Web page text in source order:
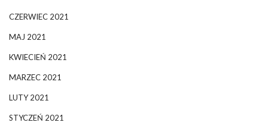
CZERWIEC 2021
MAJ 2021
KWIECIEŃ 2021
MARZEC 2021
LUTY 2021
STYCZEŃ 2021